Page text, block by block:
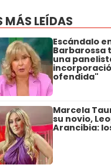
MÁS LEÍDAS
Escándalo
Barbarossa
una
ofendida"
Marcela
su novio,
Arancibia: